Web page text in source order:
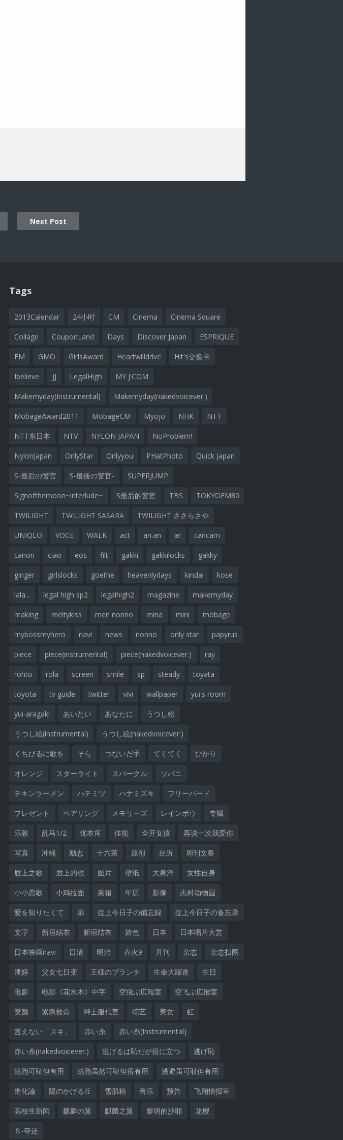
Next Post
Tags
2013Calendar 24小时 CM Cinema Cinema Square
Collage CouponLand Days Discover Japan ESPRIQUE
FM GMO GirlsAward Heartwilldrive Hit's交换卡
Ibelieve JJ LegalHigh MY J:COM
Makemyday(Instrumental) Makemyday(nakedvoicever.)
MobageAward2011 MobageCM Myojo NHK NTT
NTT东日本 NTV NYLON JAPAN NoProblem!
NylonJapan OnlyStar Onlyyou PHatPhoto Quick Japan
S-最后の警官 S-最後の警官- SUPERJUMP
Signofthemoon~interlude~ S最后的警官 TBS TOKYOFM80
TWILIGHT TWILIGHT SASARA TWILIGHT ささらさや
UNIQLO VOCE WALK act an.an ar cancam
canon ciao eos filt gakki gakkilocks gakky
ginger girlslocks goethe heavenlydays kindai kose
lala... legal high sp2 legalhigh2 magazine makemyday
making meltykiss men nonno mina mini mobage
mybossmyhero navi news nonno only star papyrus
piece piece(instrumental) piece(nakedvoicever.) ray
rohto rola screen smile sp steady toyata
toyota tv guide twitter vivi wallpaper yui's room
yui-aragaki あいたい あなたに うつし絵
うつし絵(instrumental) うつし絵(nakedvoicever.)
くちびるに歌を そら つないだ手 てくてく ひかり
オレンジ スターライト スパークル ソバニ
チキンラーメン ハチミツ ハナミズキ フリーバード
プレゼント ペアリング メモリーズ レインボウ 专辑
乐敦 乱马1/2 优衣库 佳能 全开女孩 再说一次我爱你
写真 冲绳 励志 十六茶 原创 台历 周刊文春
唇上之歌 唇上的歌 图片 壁纸 大泉洋 女性自身
小小恋歌 小鸡拉面 巣箱 年历 影像 志村动物园
愛を知りたくて 扉 掟上今日子の備忘録 掟上今日子の备忘录
文字 新垣結衣 新垣结衣 旅色 日本 日本唱片大赏
日本映画navi 日清 明治 春火9 月刊 杂志 杂志扫图
潘婷 父女七日变 王様のブランチ 生命大躍進 生日
电影 电影《花水木》中字 空飛ぶ広報室 空飞ぶ広报室
笑颜 紧急救命 绅士服代言 综艺 美女 虹
言えない「スキ」 赤い糸 赤い糸(Instrumental)
赤い糸(nakedvoicever.) 逃げるは恥だが役に立つ 逃げ恥
逃跑可耻但有用 逃跑虽然可耻但很有用 逃避虽可耻但有用
進化論 陽のかげる丘 雪肌精 音乐 预告 飞翔情报室
高校生新闻 麒麟の翼 麒麟之翼 黎明的沙耶 龙樱
Ｓ-夺还